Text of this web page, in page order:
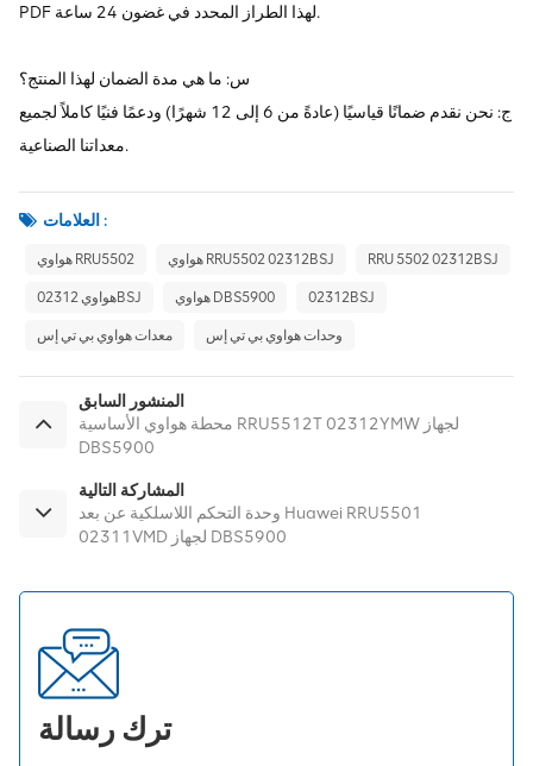
PDF لهذا الطراز المحدد في غضون 24 ساعة.
س: ما هي مدة الضمان لهذا المنتج؟
ج: نحن نقدم ضمانًا قياسيًا (عادةً من 6 إلى 12 شهرًا) ودعمًا فنيًا كاملاً لجميع
معداتنا الصناعية.
العلامات :
هواوي RRU5502 هواوي RRU5502 02312BSJ RRU 5502 02312BSJ
هواوي 02312BSJ هواوي DBS5900 02312BSJ
معدات هواوي بي تي إس وحدات هواوي بي تي إس
المنشور السابق
محطة هواوي الأساسية RRU5512T 02312YMW لجهاز
DBS5900
المشاركة التالية
وحدة التحكم اللاسلكية عن بعد Huawei RRU5501
02311VMD لجهاز DBS5900
ترك رسالة